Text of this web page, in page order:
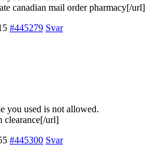
canadian mail order pharmacy[/url]
#445279 Svar
you used is not allowed.
clearance[/url]
#445300 Svar